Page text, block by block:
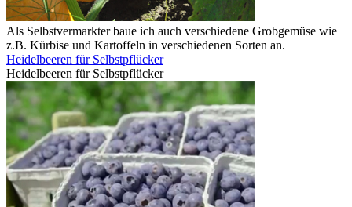
Als Selbstvermarkter baue ich auch verschiedene Grobgemüse wie
z.B. Kürbise und Kartoffeln in verschiedenen Sorten an.
Heidelbeeren für Selbstpflücker
Heidelbeeren für Selbstpflücker